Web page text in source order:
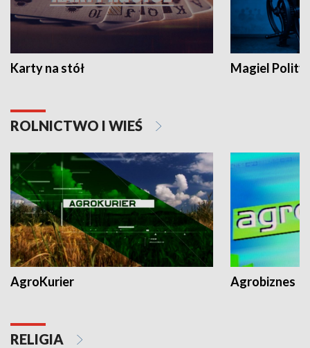
Karty na stół Magiel
ROLNICTWO I WIEŚ
AgroKurier Agrobiznes
RELIGIA